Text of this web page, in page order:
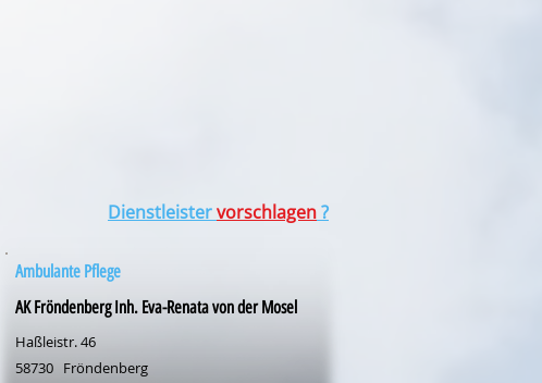
Dienstleistervorschlagen?
Ambulante Pflege
AK Fröndenberg Inh. Eva-Renata von der Mosel
Haßleistr. 46
58730 Fröndenberg